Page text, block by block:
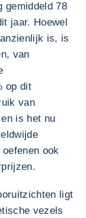
gemiddeld 78
jaar. Hoewel
is, is
van
op dit
van
is het nu
ook
ligt
vezels